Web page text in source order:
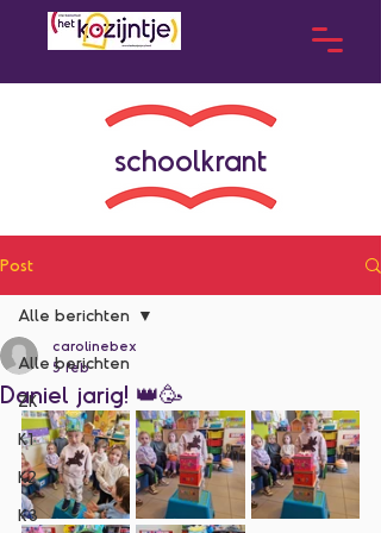
schoolkrant
Post
Alle berichten
ZK
K1
K2
K3
Alle berichten
Daniel jarig! 👑🥳
carolinebex
5 feb